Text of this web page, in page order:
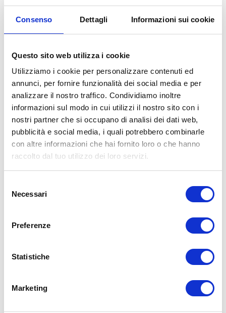
Consenso Dettagli Informazioni sui cookie
Questo sito web utilizza i cookie
Utilizziamo i cookie per personalizzare contenuti ed
annunci, per fornire funzionalità dei social media e per
analizzare il nostro traffico. Condividiamo inoltre
informazioni sul modo in cui utilizzi il nostro sito con i
nostri partner che si occupano di analisi dei dati web,
pubblicità e social media, i quali potrebbero combinarle
con altre informazioni che hai fornito loro o che hanno
raccolto dal tuo utilizzo dei loro servizi.
delNecessari
Preferenze
Statistiche
Marketing
REVISIONE AUTO A BOLOGNA: DOVE
CONTROLLARE
Se stai cercando informazioni sulla revisione auto
Bologna, probabilmente [...]
ByBolognaGomme | Meccanica , News, Pneumatici |